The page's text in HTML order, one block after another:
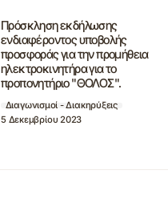
Πρόσκληση εκδήλωσης
ενδιαφέροντος υποβολής
προσφοράς για την προμήθεια
ηλεκτροκινητήρα για το
προπονητήριο "ΘΟΛΟΣ".
Διαγωνισμοί - Διακηρύξεις
5 Δεκεμβρίου 2023